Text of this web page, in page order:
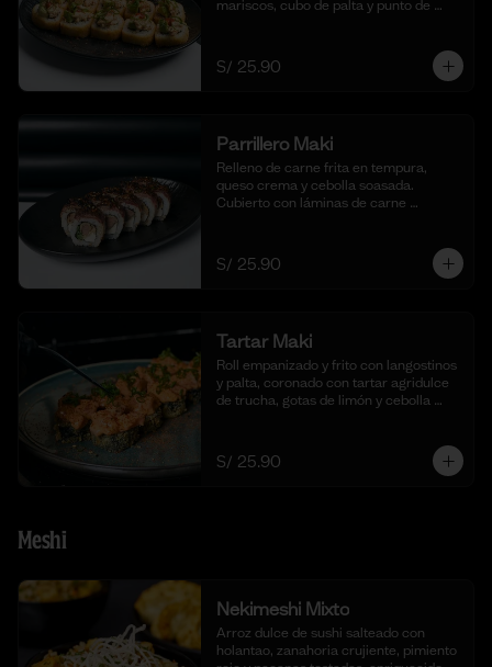
mariscos, cubo de palta y punto de
S/ 25.90
Parrillero Maki
Relleno de carne frita en tempura,
queso crema y cebolla soasada.
Cubierto con láminas de carne
S/ 25.90
Tartar Maki
Roll empanizado y frito con langostinos
y palta, coronado con tartar agridulce
de trucha, gotas de limón y cebolla
S/ 25.90
Meshi
Nekimeshi Mixto
Arroz dulce de sushi salteado con
holantao, zanahoria crujiente, pimiento